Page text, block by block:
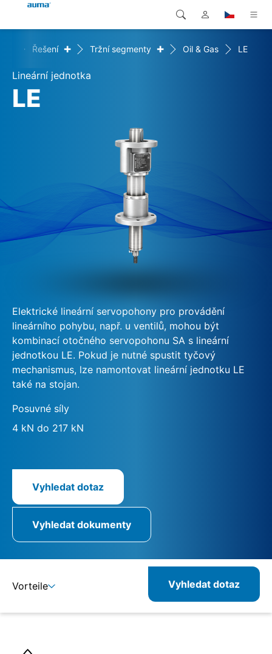
Produkty
Řešení
Kontakt
Global
Evropa
Severní Amerika
Vyhledávání
Řešení + Tržní segmenty + Oil & Gas LE
Lineární jednotka
LE
Elektrické lineární servopohony pro provádění
lineárního pohybu, např. u ventilů, mohou být
kombinací otočného servopohonu SA s lineární
jednotkou LE. Pokud je nutné spustit tyčový
mechanismus, lze namontovat lineární jednotku LE
také na stojan.
Posuvné síly
4 kN do 217 kN
Vyhledat dotaz
Vyhledat dokumenty
Vorteile Vyhledat dotaz